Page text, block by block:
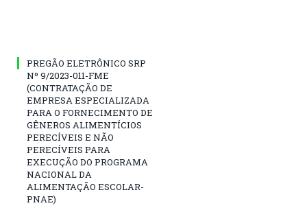
PREGÃO ELETRÔNICO SRP
Nº 9/2023-011-FME
(CONTRATAÇÃO DE
EMPRESA ESPECIALIZADA
PARA O FORNECIMENTO DE
GÊNEROS ALIMENTÍCIOS
PERECÍVEIS E NÃO
PERECÍVEIS PARA
EXECUÇÃO DO PROGRAMA
NACIONAL DA
ALIMENTAÇÃO ESCOLAR-
PNAE)